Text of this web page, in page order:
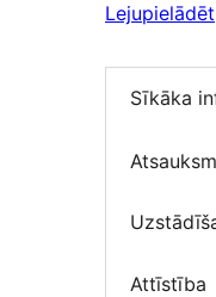
Lejupielādēt
Sīkāka
Attīstība